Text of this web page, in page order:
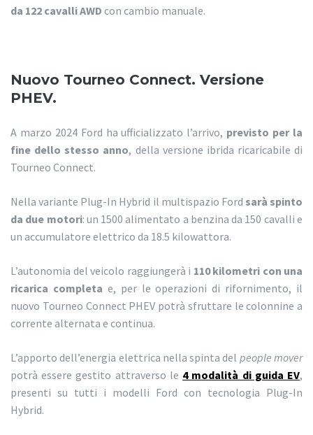
da 122 cavalli AWD con cambio manuale.
Nuovo Tourneo Connect. Versione
PHEV.
A marzo 2024 Ford ha ufficializzato l’arrivo, previsto per la
fine dello stesso anno, della versione ibrida ricaricabile di
Tourneo Connect.
Nella variante Plug-In Hybrid il multispazio Ford sarà spinto
da due motori: un 1500 alimentato a benzina da 150 cavalli e
un accumulatore elettrico da 18.5 kilowattora.
L’autonomia del veicolo raggiungerà i 110 kilometri con una
ricarica completa e, per le operazioni di rifornimento, il
nuovo Tourneo Connect PHEV potrà sfruttare le colonnine a
corrente alternata e continua.
L’apporto dell’energia elettrica nella spinta del people mover
potrà essere gestito attraverso le 4 modalità di guida EV,
presenti su tutti i modelli Ford con tecnologia Plug-In
Hybrid.